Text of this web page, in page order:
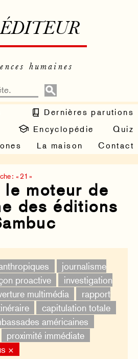
humaines
Dernières parutions
Encyclopédie
Quiz
La maison Contact
: « 21 »
moteur de
des éditions
journalisme
proactive
investigation
multimédia
rapport
capitulation totale
américaines
proximité immédiate
×